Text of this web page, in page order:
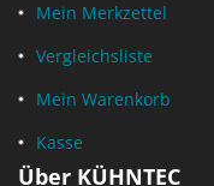
Mein Merkzettel
Vergleichsliste
Mein Warenkorb
Kasse
Über KÜHNTEC